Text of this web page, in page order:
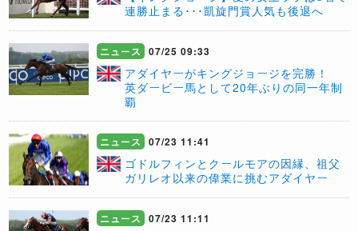
連勝止まる･･･凱旋門賞人気も後退へ
ニュース 07/25 09:33
アダイヤーがキングジョージを完勝！
英ダービー馬として20年ぶりの同一年制
覇
ニュース 07/23 11:41
​ゴドルフィンとクールモアの因縁、祖父
ガリレオ以来の偉業に挑むアダイヤー
ニュース 07/23 11:11